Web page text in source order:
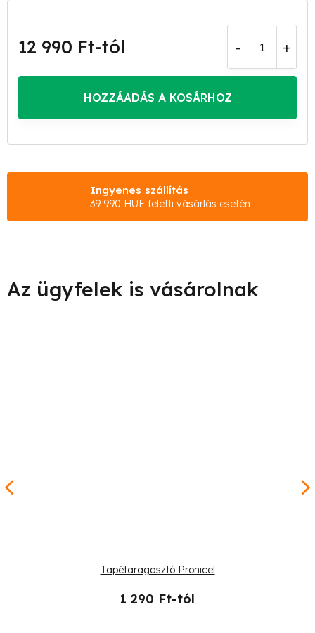
12 990 Ft-tól
HOZZÁADÁS A KOSÁRHOZ
Ingyenes szállítás
39 990 HUF feletti vásárlás esetén
Tapétaragasztó Pronicel
1 290 Ft-tól